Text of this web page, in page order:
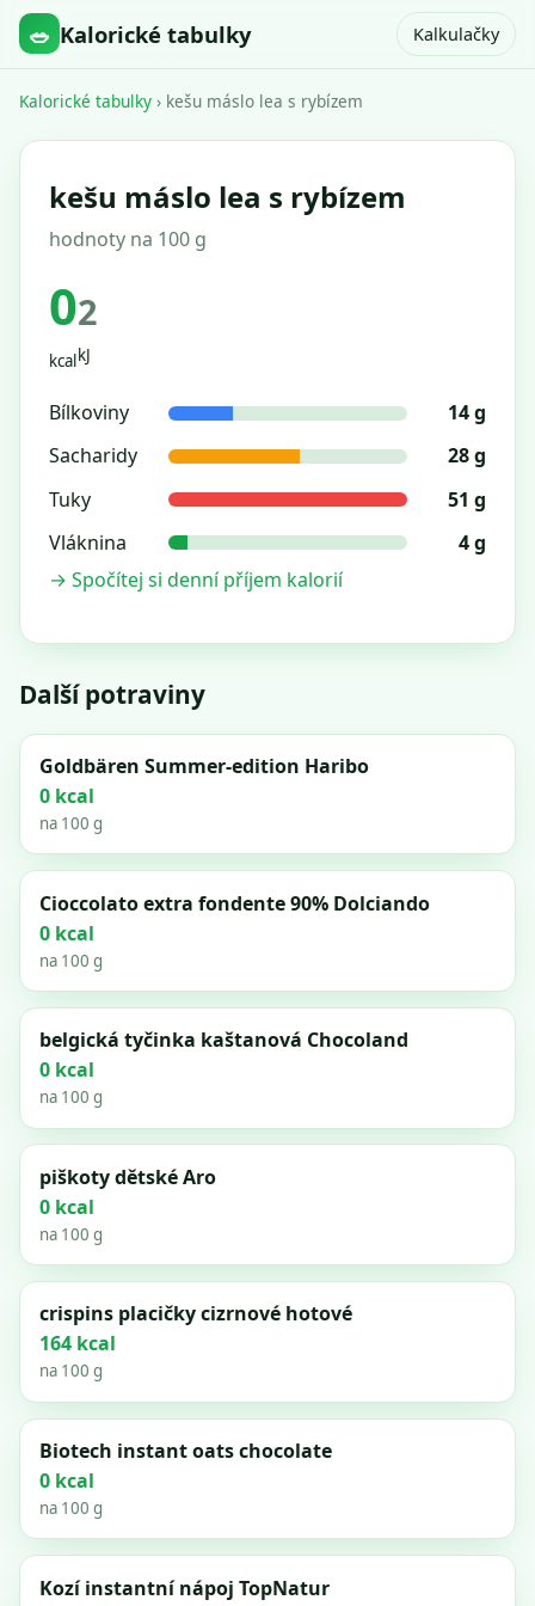
🥗 Kalorické tabulky Kalkulačky
Kalorické tabulky › kešu máslo lea s rybízem
kešu máslo lea s rybízem
hodnoty na 100 g
0
kcal
2
kJ
Bílkoviny
14 g
Sacharidy
28 g
Tuky
51 g
Vláknina
4 g
→ Spočítej si denní příjem kalorií
Další potraviny
Goldbären Summer-edition Haribo
0 kcal
na 100 g
Cioccolato extra fondente 90% Dolciando
0 kcal
na 100 g
belgická tyčinka kaštanová Chocoland
0 kcal
na 100 g
piškoty dětské Aro
0 kcal
na 100 g
crispins placičky cizrnové hotové
164 kcal
na 100 g
Biotech instant oats chocolate
0 kcal
na 100 g
Kozí instantní nápoj TopNatur